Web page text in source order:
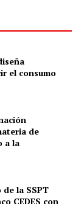
el consumo
de
a la
la SSPT
CEDES con